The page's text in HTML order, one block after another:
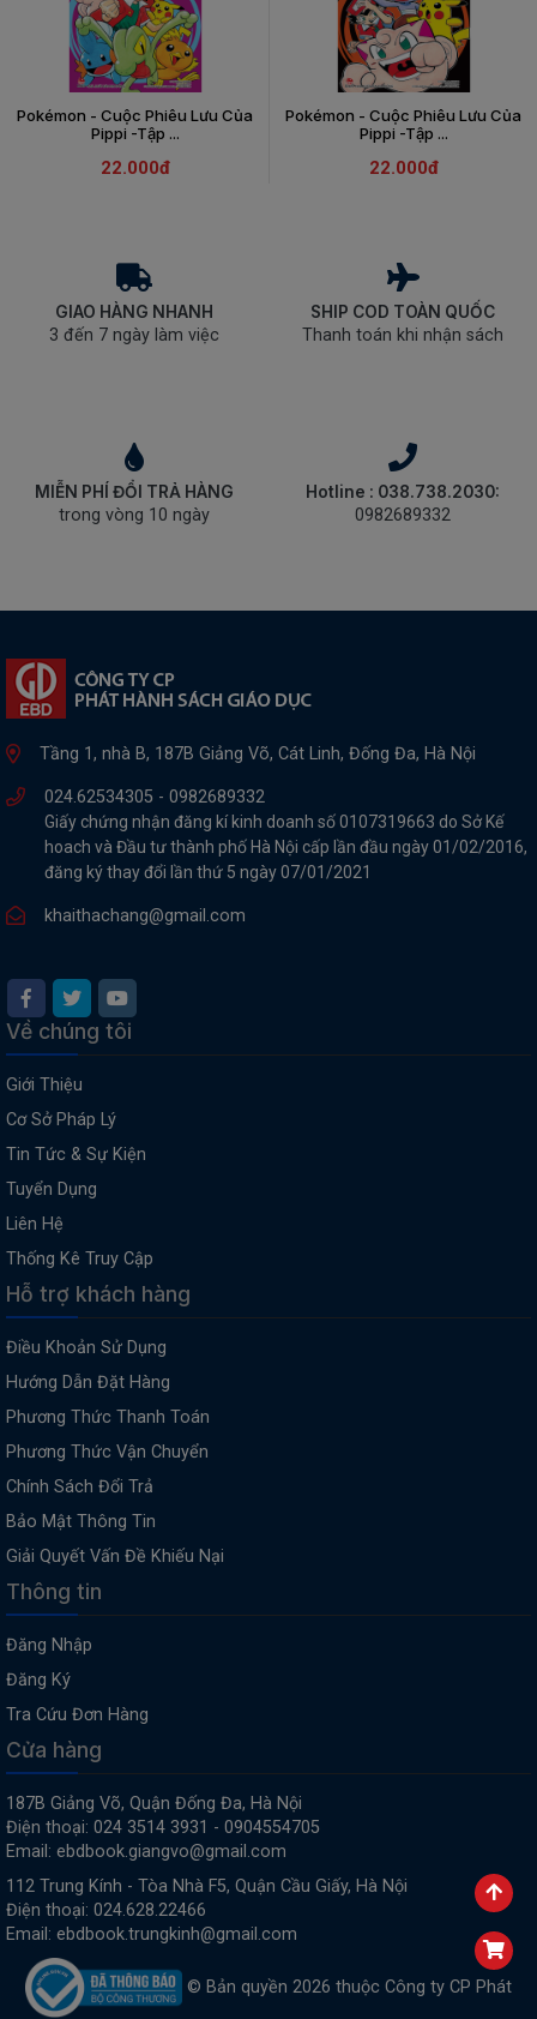
Pokémon - Cuộc Phiêu Lưu Của
Pippi -Tập ...
22.000đ
Pokémon - Cuộc Phiêu Lưu Của
Pippi -Tập ...
22.000đ
GIAO HÀNG NHANH
3 đến 7 ngày làm việc
SHIP COD TOÀN QUỐC
Thanh toán khi nhận sách
MIỄN PHÍ ĐỔI TRẢ HÀNG
trong vòng 10 ngày
Hotline : 038.738.2030:
0982689332
Tầng 1, nhà B, 187B Giảng Võ, Cát Linh, Đống Đa, Hà Nội
024.62534305 - 0982689332
Giấy chứng nhận đăng kí kinh doanh số 0107319663 do Sở Kế
hoach và Đầu tư thành phố Hà Nội cấp lần đầu ngày 01/02/2016,
đăng ký thay đổi lần thứ 5 ngày 07/01/2021
khaithachang@gmail.com
Về chúng tôi
Giới Thiệu
Cơ Sở Pháp Lý
Tin Tức & Sự Kiện
Tuyển Dụng
Liên Hệ
Thống Kê Truy Cập
Hỗ trợ khách hàng
Điều Khoản Sử Dụng
Hướng Dẫn Đặt Hàng
Phương Thức Thanh Toán
Phương Thức Vận Chuyển
Chính Sách Đổi Trả
Bảo Mật Thông Tin
Giải Quyết Vấn Đề Khiếu Nại
Thông tin
Đăng Nhập
Đăng Ký
Tra Cứu Đơn Hàng
Cửa hàng
187B Giảng Võ, Quận Đống Đa, Hà Nội
Điện thoại: 024 3514 3931 - 0904554705
Email: ebdbook.giangvo@gmail.com
112 Trung Kính - Tòa Nhà F5, Quận Cầu Giấy, Hà Nội
Điện thoại: 024.628.22466
Email: ebdbook.trungkinh@gmail.com
© Bản quyền 2026 thuộc Công ty CP Phát